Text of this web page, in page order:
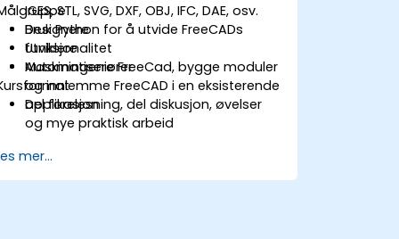
IGES, STL, SVG, DXF, OBJ, IFC, DAE, osv.
Bruk Python for å utvide FreeCADs
funksjonalitet
Automatisere FreeCad, bygge moduler
og innlemme FreeCAD i en eksisterende
applikasjon
Designere
Utviklere
Maskiningeniører
Del forelesning, del diskusjon, øvelser
og mye praktisk arbeid
mer...